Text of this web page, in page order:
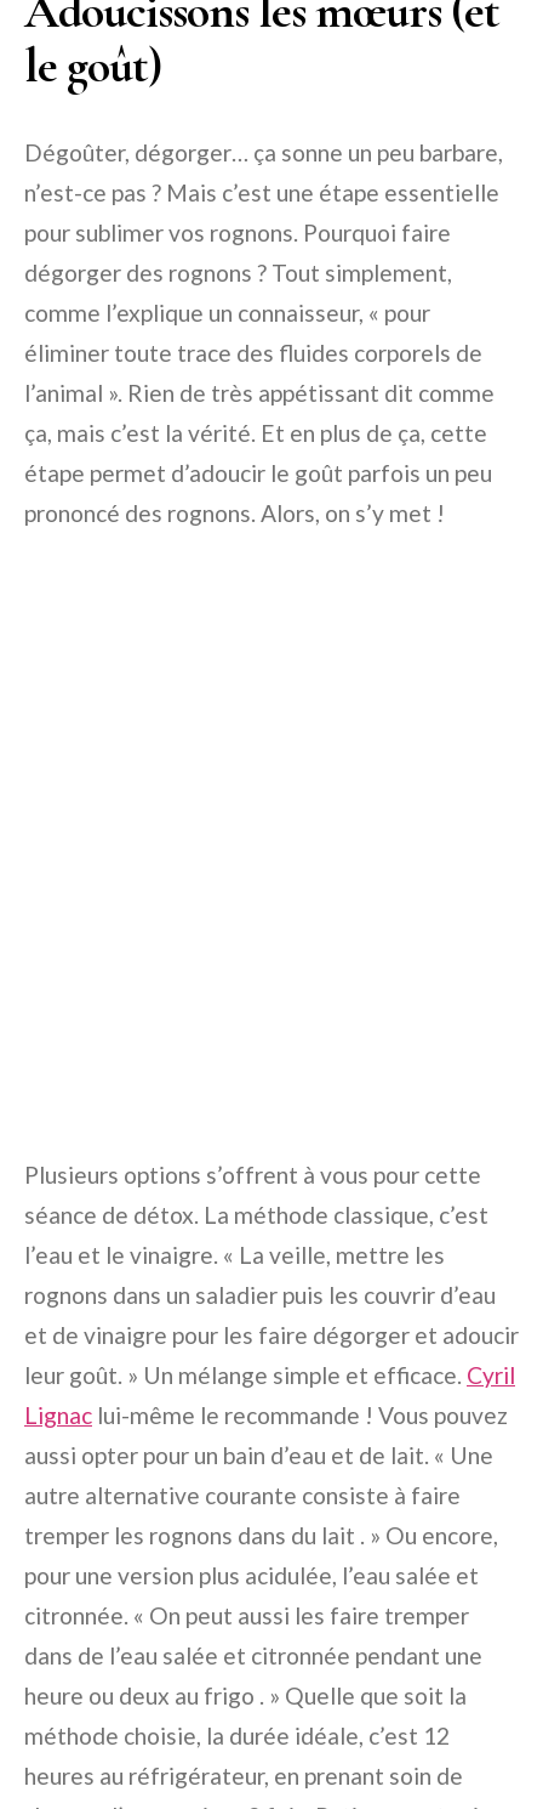
le goût)
Dégoûter, dégorger… ça sonne un peu barbare,
n’est-ce pas ? Mais c’est une étape essentielle
pour sublimer vos rognons. Pourquoi faire
dégorger des rognons ? Tout simplement,
comme l’explique un connaisseur, « pour
éliminer toute trace des fluides corporels de
l’animal ». Rien de très appétissant dit comme
ça, mais c’est la vérité. Et en plus de ça, cette
étape permet d’adoucir le goût parfois un peu
prononcé des rognons. Alors, on s’y met !
Plusieurs options s’offrent à vous pour cette
séance de détox. La méthode classique, c’est
l’eau et le vinaigre. « La veille, mettre les
rognons dans un saladier puis les couvrir d’eau
et de vinaigre pour les faire dégorger et adoucir
leur goût. » Un mélange simple et efficace. Cyril
Lignac lui-même le recommande ! Vous pouvez
aussi opter pour un bain d’eau et de lait. « Une
autre alternative courante consiste à faire
tremper les rognons dans du lait . » Ou encore,
pour une version plus acidulée, l’eau salée et
citronnée. « On peut aussi les faire tremper
dans de l’eau salée et citronnée pendant une
heure ou deux au frigo . » Quelle que soit la
méthode choisie, la durée idéale, c’est 12
heures au réfrigérateur, en prenant soin de